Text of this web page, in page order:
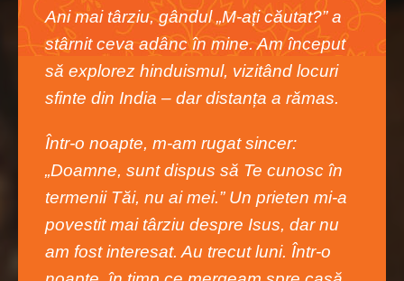
Ani mai târziu, gândul „M-ați căutat?” a
stârnit ceva adânc în mine. Am început
să explorez hinduismul, vizitând locuri
sfinte din India – dar distanța a rămas.
Într-o noapte, m-am rugat sincer:
„Doamne, sunt dispus să Te cunosc în
termenii Tăi, nu ai mei.” Un prieten mi-a
povestit mai târziu despre Isus, dar nu
am fost interesat. Au trecut luni. Într-o